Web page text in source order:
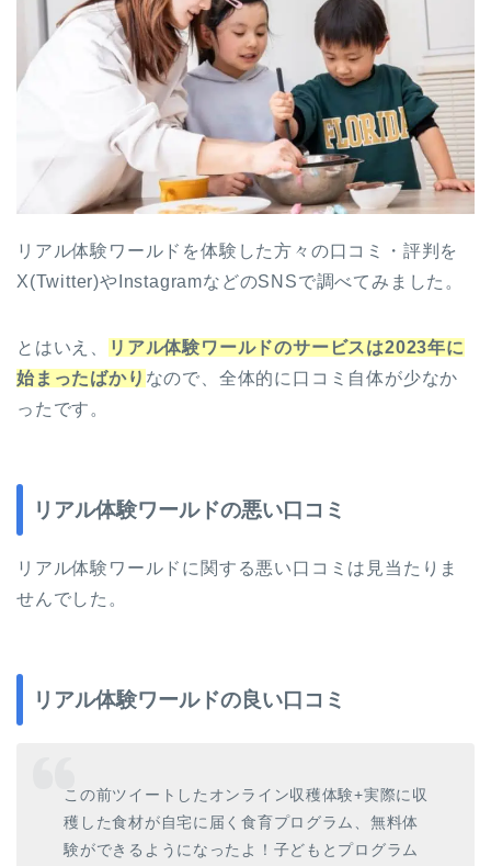
リアル体験ワールドを体験した方々の口コミ・評判を
X(Twitter)やInstagramなどのSNSで調べてみました。
とはいえ、
リアル体験ワールドのサービスは2023年に
始まったばかり なので、全体的に口コミ自体が少なか
ったです。
リアル体験ワールドの悪い口コミ
リアル体験ワールドに関する悪い口コミは見当たりま
せんでした。
リアル体験ワールドの良い口コミ
この前ツイートしたオンライン収穫体験+実際に収
穫した食材が自宅に届く食育プログラム、無料体
験ができるようになったよ！子どもとプログラム